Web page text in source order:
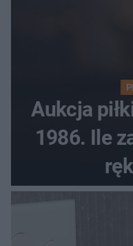
Aukcja
1986. Ile